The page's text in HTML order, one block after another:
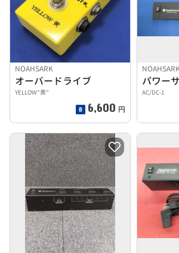
NOAHSARK
オーバードライブ
YELLOW"黄"
6,600 円
パワー
AC/DC-1